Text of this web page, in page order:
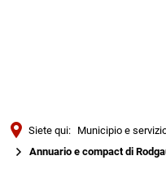
Siete qui: Municipio e
Annuario e compact di